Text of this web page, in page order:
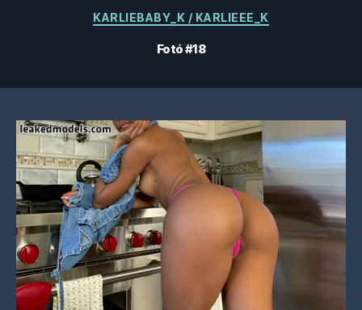
Kategóriák
KARLIEBABY_K / KARLIEEE_K
Fotó #18